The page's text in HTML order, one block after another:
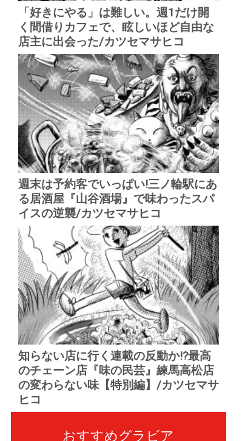
「好きにやる」は難しい。週1だけ開
く間借りカフェで、眩しいほど自由な
店主に出会った/カツセマサヒコ
週末は予約客でいっぱい!三ノ輪駅にあ
る居酒屋『山谷酒場』で味わったスパ
イスの逆襲/カツセマサヒコ
知らない店に行く連載の反動か!?最高
のチェーン店『味の民芸』練馬高松店
の変わらない味【特別編】/カツセマサ
ヒコ
おすすめグラビア